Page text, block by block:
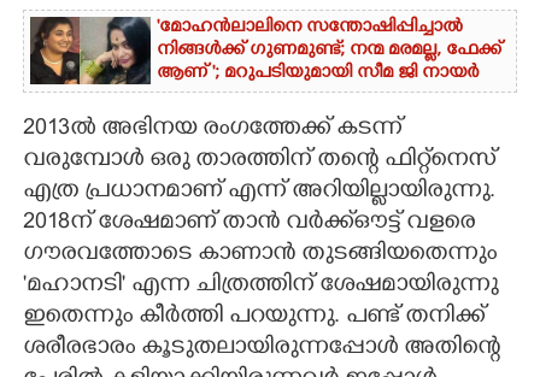
'മോഹൻലാലിനെ സന്തോഷിപ്പിച്ചാൽ
നിങ്ങൾക്ക് ഗുണമുണ്ട്; നന്മ മരമല്ല, ഫേക്ക്
ആണ് '; മറുപടിയുമായി സീമ ജി നായർ
2013ല്‍ അഭിനയ രംഗത്തേക്ക് കടന്ന്
വരുമ്പോള്‍ ഒരു താരത്തിന് തന്റെ ഫിറ്റ്‌നെസ്
എത്ര പ്രധാനമാണ് എന്ന് അറിയില്ലായിരുന്നു.
2018ന് ശേഷമാണ് താന്‍ വര്‍ക്ക്ഔട്ട് വളരെ
ഗൗരവത്തോടെ കാണാന്‍ തുടങ്ങിയതെന്നും
'മഹാനടി' എന്ന ചിത്രത്തിന് ശേഷമായിരുന്നു
ഇതെന്നും കീര്‍ത്തി പറയുന്നു. പണ്ട് തനിക്ക്
ശരീരഭാരം കൂടുതലായിരുന്നപ്പോള്‍ അതിന്റെ